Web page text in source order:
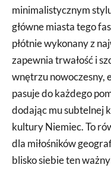
minimalistycznym
główne miasta tego
płótnie wykonany z
zapewnia trwałość i
wnętrzu nowoczesny,
pasuje do każdego
dodając mu subtelnej
kultury Niemiec. To
dla miłośników
blisko siebie ten